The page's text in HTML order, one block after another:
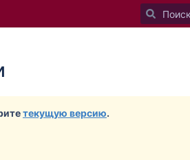
текущую версию.